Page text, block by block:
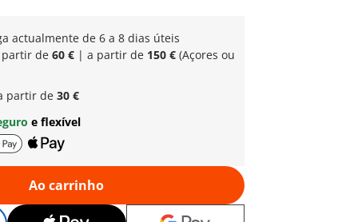
actualmente de 6 a 8 dias úteis
de 60 €| a partir de 150 €(Açores ou
partir de 30 €
e flexível
Ao carrinho